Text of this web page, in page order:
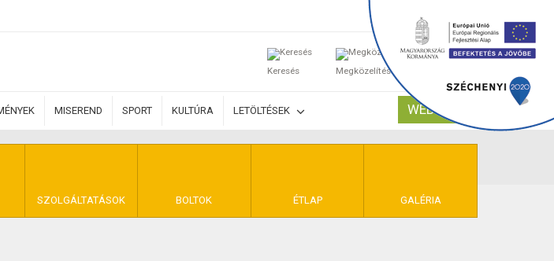
Keresés Megközelítés
0
MISEREND SPORT KULTÚRA LETÖLTÉSEK WEBSHOP
SZOLGÁLTATÁSOK BOLTOK ÉTLAP GALÉRIA
FELTÉTELEK